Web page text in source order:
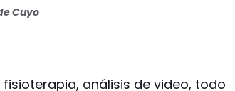
Cuyo
análisis de video, todo